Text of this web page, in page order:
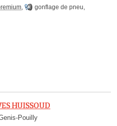
gonflage de pneu
HUISSOUD
Pouilly